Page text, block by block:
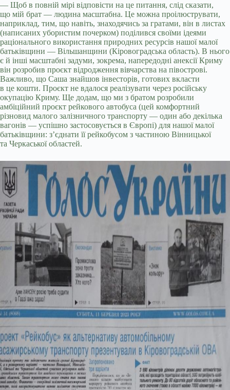
— Щоб в повній мірі відповісти на це питання, слід сказати,
що мій брат — людина масштабна. Це можна проілюструвати,
наприклад, тим, що навіть, знаходячись за гратами, він в листах
(написаних убористим почерком) поділився своїми ідеями
раціонального використання природних ресурсів нашої малої
батьківщини — Вільшанщини (Кіровоградська область). В нього
є й інші масштабні задуми, зокрема, напередодні анексії Криму
він розробив проєкт відродження вівчарства на півострові.
Важливо, що Саша знайшов інвесторів, готових вкласти
в це кошти. Проєкт не вдалося реалізувати через російську
окупацію Криму. Ще додам, що ми з братом розробили
амбіційний проєкт рейкового автобуса (цей комфортний
різновид малого залізничного транспорту — один або декілька
вагонів — успішно застосовується в Європі) для нашої малої
батьківщини: з’єднати її рейкобусом з частиною Вінницької
та Черкаської областей.